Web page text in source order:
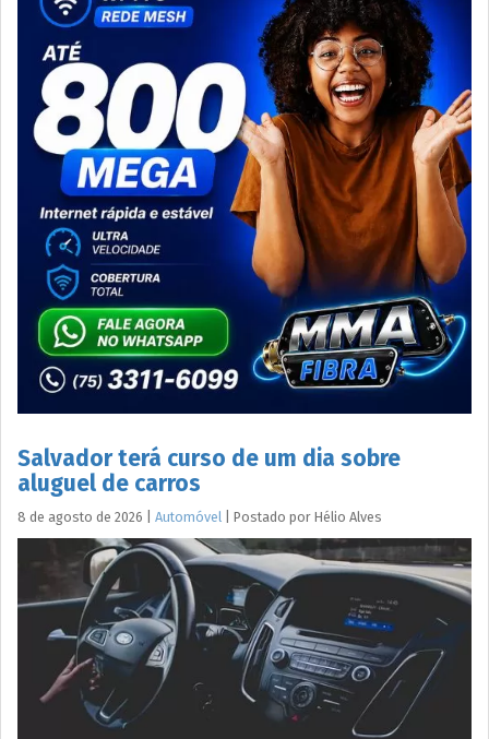
Salvador terá curso de um dia sobre
aluguel de carros
8 de agosto de 2026 Automóvel Postado por Hélio Alves